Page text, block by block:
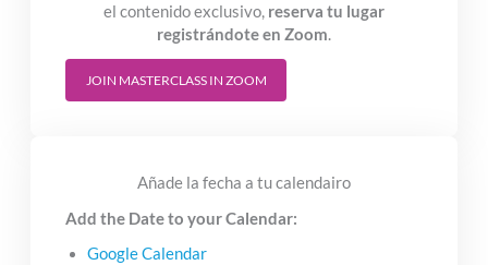
el contenido exclusivo, reserva tu lugar
registrándote en Zoom.
JOIN MASTERCLASS IN ZOOM
Añade la fecha a tu calendairo
Add the Date to your Calendar:
Google Calendar